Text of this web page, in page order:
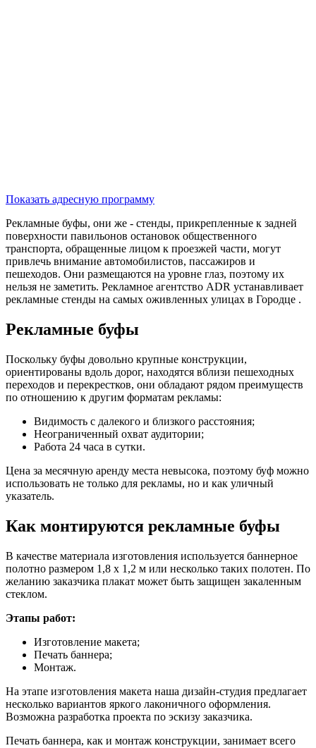
Показать адресную программу
Рекламные буфы, они же - стенды, прикрепленные к задней
поверхности павильонов остановок общественного
транспорта, обращенные лицом к проезжей части, могут
привлечь внимание автомобилистов, пассажиров и
пешеходов. Они размещаются на уровне глаз, поэтому их
нельзя не заметить. Рекламное агентство ADR устанавливает
рекламные стенды на самых оживленных улицах в Городце .
Рекламные буфы
Поскольку буфы довольно крупные конструкции,
ориентированы вдоль дорог, находятся вблизи пешеходных
переходов и перекрестков, они обладают рядом преимуществ
по отношению к другим форматам рекламы:
Видимость с далекого и близкого расстояния;
Неограниченный охват аудитории;
Работа 24 часа в сутки.
Цена за месячную аренду места невысока, поэтому буф можно
использовать не только для рекламы, но и как уличный
указатель.
Как монтируются рекламные буфы
В качестве материала изготовления используется баннерное
полотно размером 1,8 х 1,2 м или несколько таких полотен. По
желанию заказчика плакат может быть защищен закаленным
стеклом.
Этапы работ:
Изготовление макета;
Печать баннера;
Монтаж.
На этапе изготовления макета наша дизайн-студия предлагает
несколько вариантов яркого лаконичного оформления.
Возможна разработка проекта по эскизу заказчика.
Печать баннера, как и монтаж конструкции, занимает всего